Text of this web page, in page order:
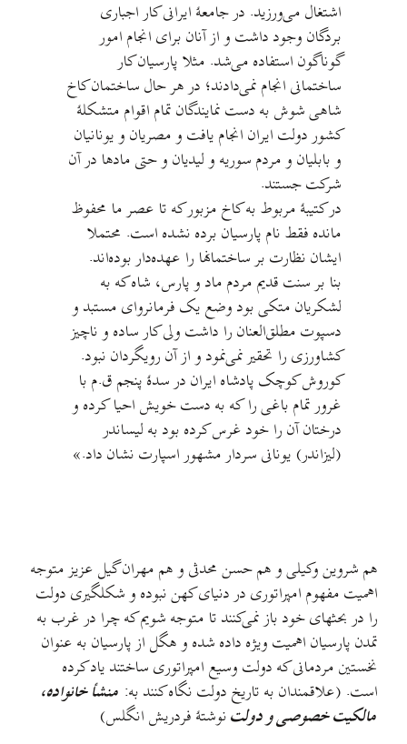
اشتغال می‌ورزید. در جامعهٔ ایرانی کار اجباری
بردگان وجود داشت و از آنان برای انجام امور
گوناگون استفاده می‌شد. مثلا پارسیان کار
ساختمانی انجام نمی‌دادند؛ در هر حال ساختمان کاخ
شاهی شوش به دست نمایندگان تمام اقوام متشکلهٔ
کشور دولت ایران انجام یافت و مصریان و یونانیان
و بابلیان و مردم سوریه و لیدیان و حتی مادها در آن
شرکت جستند.
در کتیبهٔ مربوط به کاخ مزبور که تا عصر ما محفوظ
مانده فقط نام پارسیان برده نشده است. محتملا
ایشان نظارت بر ساختمانها را عهده‌دار بوده‌اند.
بنا بر سنت قدیم مردم ماد و پارس، شاه که به
لشکریان متکی بود وضع یک فرمانروای مستبد و
دسپوت مطلق‌العنان را داشت ولی کار ساده و ناچیز
کشاورزی را تحقیر نمی‌نمود و از آن رویگردان نبود.
کوروش کوچک پادشاه ایران در سدهٔ پنجم ق.م با
غرور تمام باغی را که به دست خویش احیا کرده و
درختان آن را خود غرس کرده بود به لیساندر
(لیزاندر) یونانی سردار مشهور اسپارت نشان داد.»
هم شروین وکیلی و هم حسن محدثی و هم مهران گیل عزیز متوجه
اهمیت مفهوم امپراتوری در دنيای کهن نبوده و شکلگیری دولت
را در بحثهای خود باز نمی‌کنند تا متوجه شویم که چرا در غرب به
تمدن پارسیان اهمیت ویژه داده شده و هگل از پارسیان به عنوان
نخستین مردمانی که دولت وسیع امپراتوری ساختند یاد کرده
است. (علاقمندان به تاریخ دولت نگاه کنند به: منشأ خانواده،
مالکیت خصوصی و دولتنوشتهٔ فردریش انگلس)